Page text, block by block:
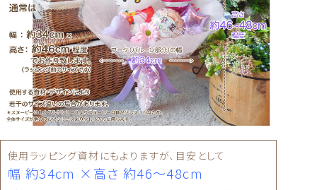
使用ラッピング資材にもよりますが、目安として
幅 約34cm ×高さ 約46〜48cm